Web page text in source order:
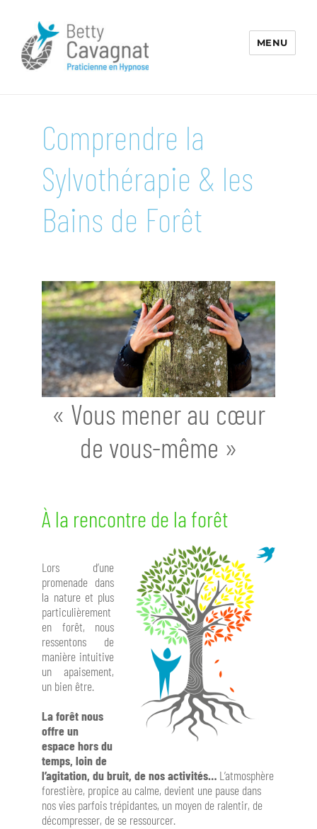
Cavagnat
MENU
Comprendre la
Sylvothérapie & les
Bains de Forêt
« Vous mener au cœur
de vous-même »
À la rencontre de la forêt
Lors d’une
promenade dans
la nature et plus
particulièrement
en forêt, nous
ressentons de
manière intuitive
un apaisement,
un bien être.
La forêt nous
offre un
espace hors du
temps, loin de
l’agitation, du bruit, de nos activités… L’atmosphère
forestière, propice au calme, devient une pause dans
nos vies parfois trépidantes, un moyen de ralentir, de
décompresser, de se ressourcer.